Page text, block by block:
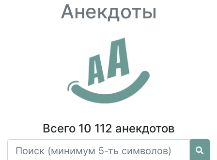
Анекдоты
Всего 10 112 анекдотов